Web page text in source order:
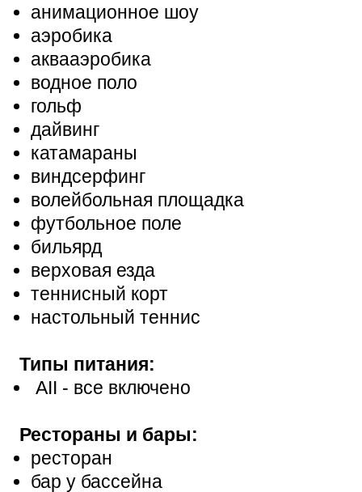
анимационное шоу
аэробика
аквааэробика
водное поло
гольф
дайвинг
катамараны
виндсерфинг
волейбольная площадка
футбольное поле
бильярд
верховая езда
теннисный корт
настольный теннис
Типы питания:
AII - все включено
Рестораны и бары:
ресторан
бар у бассейна